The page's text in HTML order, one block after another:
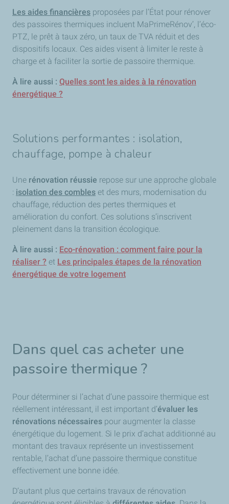
Les aides financières proposées par l’État pour rénover
des passoires thermiques incluent MaPrimeRénov’, l’éco-
PTZ, le prêt à taux zéro, un taux de TVA réduit et des
dispositifs locaux. Ces aides visent à limiter le reste à
charge et à faciliter la sortie de passoire thermique.
À lire aussi : Quelles sont les aides à la rénovation
énergétique ?
Solutions performantes : isolation,
chauffage, pompe à chaleur
Une rénovation réussie repose sur une approche globale
: isolation des combles et des murs, modernisation du
chauffage, réduction des pertes thermiques et
amélioration du confort. Ces solutions s’inscrivent
pleinement dans la transition écologique.
À lire aussi : Eco-rénovation : comment faire pour la
réaliser ? et Les principales étapes de la rénovation
énergétique de votre logement
Dans quel cas acheter une
passoire thermique ?
Pour déterminer si l’achat d’une passoire thermique est
réellement intéressant, il est important d’évaluer les
rénovations nécessaires pour augmenter la classe
énergétique du logement. Si le prix d’achat additionné au
montant des travaux représente un investissement
rentable, l’achat d’une passoire thermique constitue
effectivement une bonne idée.
D’autant plus que certains travaux de rénovation